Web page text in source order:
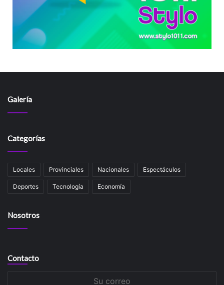
Galería
Categorías
Locales Provinciales Nacionales Espectáculos
Deportes Tecnología Economía
Nosotros
Contacto